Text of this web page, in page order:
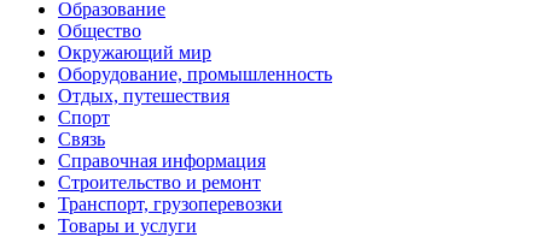
Образование
Общество
Окружающий мир
Оборудование, промышленность
Отдых, путешествия
Спорт
Связь
Справочная информация
Строительство и ремонт
Транспорт, грузоперевозки
Товары и услуги